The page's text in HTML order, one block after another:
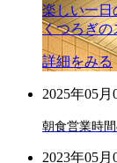
楽しい一日
くつろぎの
詳細をみる
2025年05月
朝食営業時間
2023年05月